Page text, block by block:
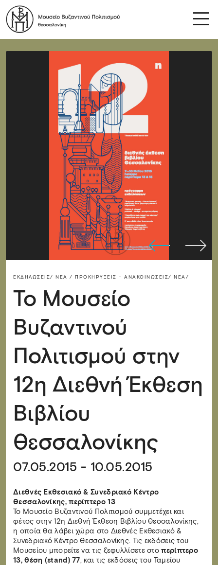
ΕΚΔΗΛΏΣΕΙΣ/ ΝΈΑ / ΠΡΟΚΗΡΎΞΕΙΣ - ΑΝΑΚΟΙΝΏΣΕΙΣ/ ΝΈΑ/
Το Μουσείο
Βυζαντινού
Πολιτισμού στην
12η Διεθνή Έκθεση
Βιβλίου
Θεσσαλονίκης
07.05.2015 - 10.05.2015
Διεθνές Εκθεσιακό & Συνεδριακό Κέντρο
Θεσσαλονίκης, περίπτερο 13
Το Μουσείο Βυζαντινού Πολιτισμού συμμετέχει και
φέτος στην 12η Διεθνή Έκθεση Βιβλίου Θεσσαλονίκης,
η οποία θα λάβει χώρα στο Διεθνές Εκθεσιακό &
Συνεδριακό Κέντρο Θεσσαλονίκης. Τις εκδόσεις του
Μουσείου μπορείτε να τις ξεφυλλίσετε στοπερίπτερο
13, θέση (stand) 77, και τις εκδόσεις του Ταμείου